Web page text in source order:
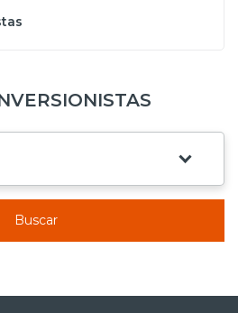
Buscar